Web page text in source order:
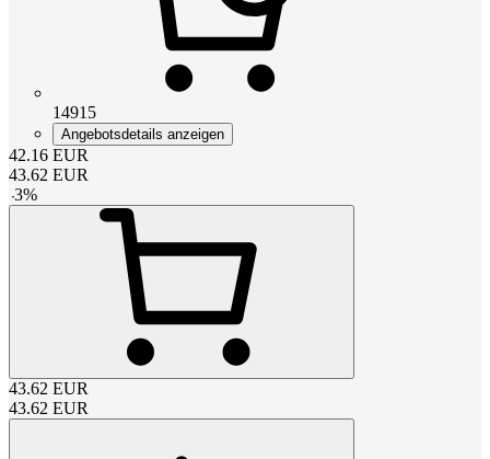
14915
Angebotsdetails anzeigen
42.16 EUR
43.62 EUR
-3%
43.62 EUR
43.62 EUR